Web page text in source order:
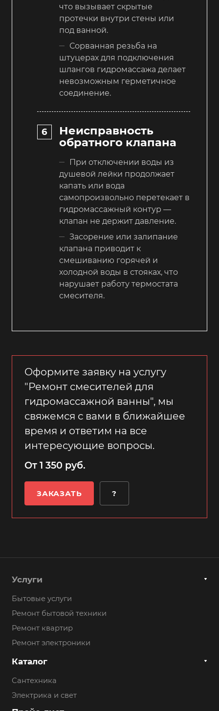
что вызывает скрытые
протечки внутри стены или
под ванной.
Сорванная резьба на
штуцерах для подключения
шлангов гидромассажа делает
невозможным герметичное
соединение.
Неисправность
обратного клапана
При отключении воды из
душевой лейки продолжает
капать или вода
самопроизвольно перетекает в
гидромассажный контур —
клапан не держит давление.
Засорение или залипание
клапана приводит к
смешиванию горячей и
холодной воды в стояках, что
нарушает работу термостата
смесителя.
Оформите заявку на услугу
"Ремонт смесителей для
гидромассажной ванны", мы
свяжемся с вами в ближайшее
время и ответим на все
интересующие вопросы.
От 1 350 руб.
ЗАКАЗАТЬ ?
Услуги
Бытовые услуги
Ремонт бытовой техники
Ремонт квартир
Ремонт электроники
Каталог
Сантехника
Электрика и свет